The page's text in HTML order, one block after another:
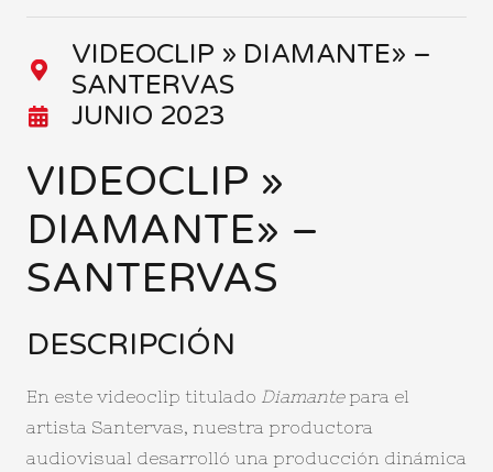
VIDEOCLIP » DIAMANTE» –
SANTERVAS
JUNIO 2023
VIDEOCLIP »
DIAMANTE» –
SANTERVAS
DESCRIPCIÓN
En este videoclip titulado Diamantepara el
artista Santervas, nuestra productora
audiovisual desarrolló una producción dinámica